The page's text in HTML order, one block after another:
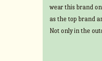
wear this brand
as the top brand
Not only in the